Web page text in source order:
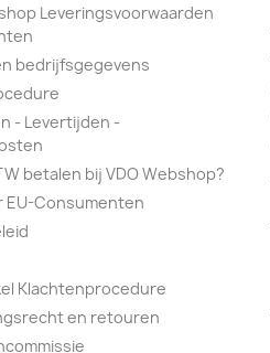
Leveringsvoorwaarden
bedrijfsgegevens
- Levertijden -
betalen bij VDO Webshop?
EU-Consumenten
Klachtenprocedure
en retouren